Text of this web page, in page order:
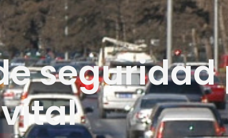
seguridad